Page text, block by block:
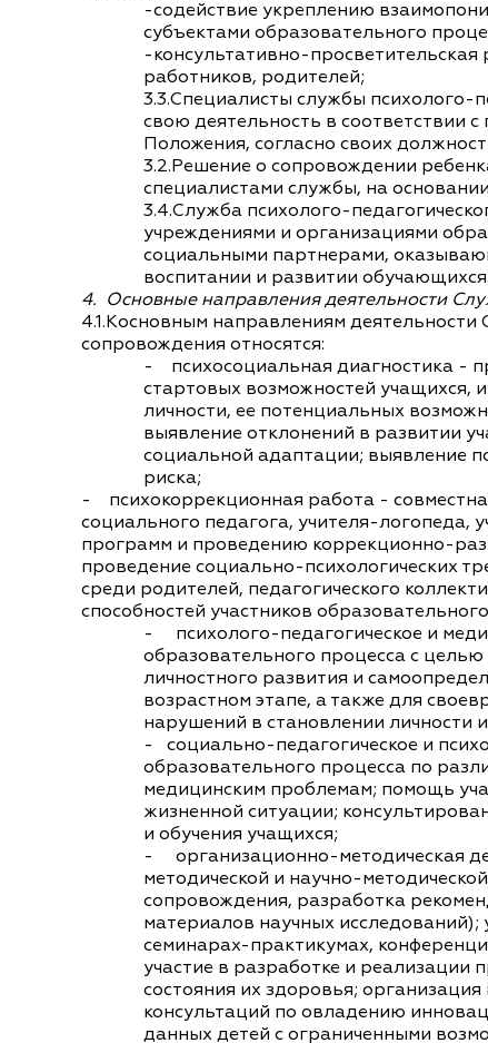
-содействие укреплению
субъектами образовательного
-консультативно-
работников, родителей;
3.3.Специалисты службы психолого-
свою деятельность в соответствии
Положения, согласно своих
3.2.Решение о сопровождении
специалистами службы, на
3.4.Служба психолого-
учреждениями и организациями
социальными партнерами,
воспитании и развитии обучающихся.
4. Основные направления деятельности
4.1.Косновным направлениям
сопровождения относятся:
- психосоциальная диагностика -
стартовых возможностей учащихся,
личности, ее потенциальных
выявление отклонений в развитии
социальной адаптации; выявление
риска;
- психокоррекционная работа -
социального педагога, учителя-логопеда,
программ и проведению коррекционно-
проведение социально-психологических
среди родителей, педагогического
способностей участников
- психолого-педагогическое и
образовательного процесса с
личностного развития и
возрастном этапе, а также для
нарушений в становлении личности
- социально-педагогическое и
образовательного процесса по
медицинским проблемам; помощь
жизненной ситуации;
и обучения учащихся;
- организационно-методическая
методической и научно-
сопровождения, разработка
материалов научных исследований);
семинарах-практикумах,
участие в разработке и реализации
состояния их здоровья;
консультаций по овладению
данных детей с ограниченными